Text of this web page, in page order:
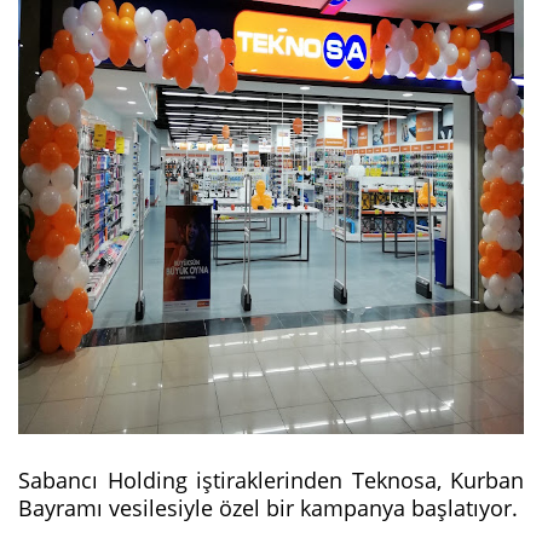
Sabancı Holding iştiraklerinden Teknosa, Kurban
Bayramı vesilesiyle özel bir kampanya başlatıyor.